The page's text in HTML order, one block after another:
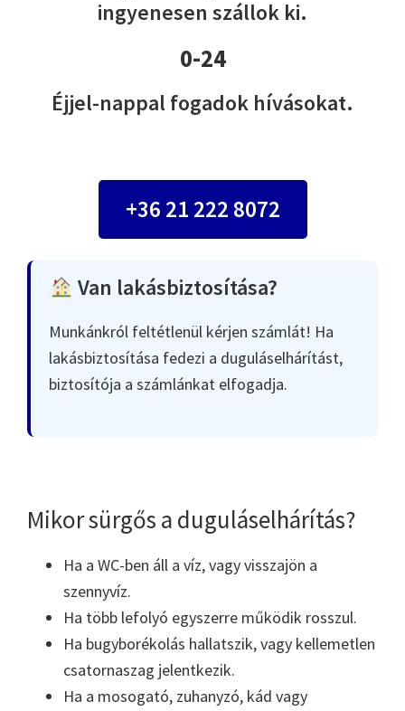
ingyenesen szállok ki.
0-24
Éjjel-nappal fogadok hívásokat.
+36 21 222 8072
Van lakásbiztosítása?
Munkánkról feltétlenül kérjen számlát! Ha
lakásbiztosítása fedezi a duguláselhárítást,
biztosítója a számlánkat elfogadja.
Mikor sürgős a duguláselhárítás?
Ha a WC-ben áll a víz, vagy visszajön a
szennyvíz.
Ha több lefolyó egyszerre működik rosszul.
Ha bugyborékolás hallatszik, vagy kellemetlen
csatornaszag jelentkezik.
Ha a mosogató, zuhanyzó, kád vagy